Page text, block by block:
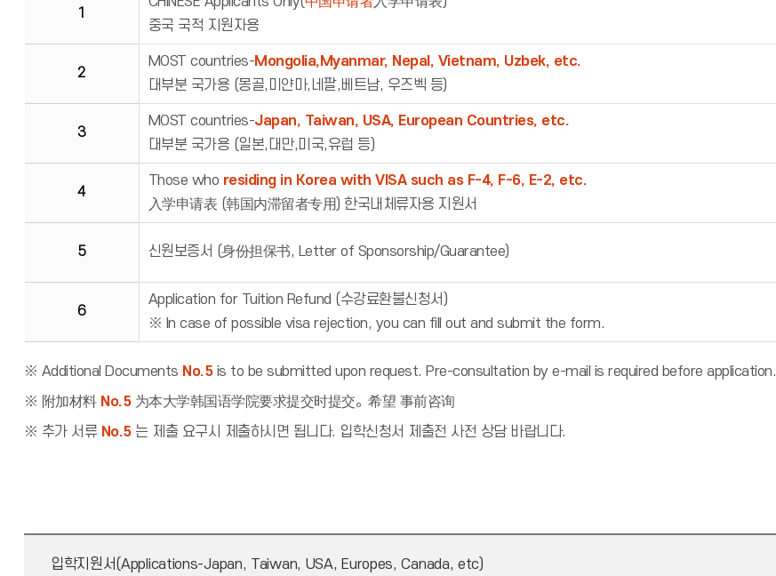
1
중국 국적 지원자용
2
MOST countries-Mongolia,Myanmar, Nepal, Vietnam, Uzbek, etc.
대부분 국가용 (몽골,미얀마,네팔,베트남, 우즈벡 등)
3
MOST countries-Japan, Taiwan, USA, European Countries, etc.
대부분 국가용 (일본,대만,미국,유럽 등)
4
Those who residing in Korea with VISA such as F-4, F-6, E-2, etc.
入学申请表 (韩国内滞留者专用) 한국내체류자용 지원서
5 신원보증서 (身份担保书, Letter of Sponsorship/Guarantee)
6
Application for Tuition Refund (수강료환불신청서)
※ In case of possible visa rejection, you can fill out and submit the form.
※ Additional Documents No.5is to be submitted upon request. Pre-consultation by e-mail is required before application.
※ 附加材料 No.5为本大学韩国语学院要求提交时提交。希望 事前咨询
※ 추가 서류 No.5는 제출 요구시 제출하시면 됩니다. 입학신청서 제출전 사전 상담 바랍니다.
입학지원서(Applications-Japan, Taiwan, USA, Europes, Canada, etc)